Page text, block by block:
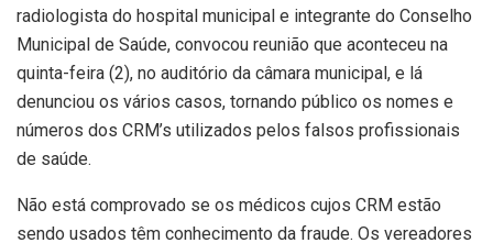
radiologista do hospital municipal e integrante do Conselho
Municipal de Saúde, convocou reunião que aconteceu na
quinta-feira (2), no auditório da câmara municipal, e lá
denunciou os vários casos, tornando público os nomes e
números dos CRM’s utilizados pelos falsos profissionais
de saúde.
Não está comprovado se os médicos cujos CRM estão
sendo usados têm conhecimento da fraude. Os vereadores